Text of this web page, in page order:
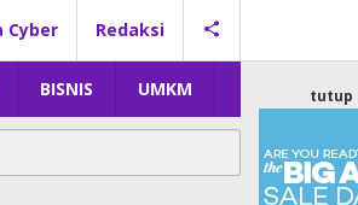
Cyber Redaksi
BISNIS UMKM tutup